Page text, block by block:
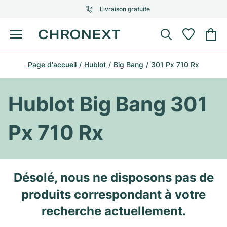
Livraison gratuite
Menu
Acheter une montre
UNE SÉLECTION D'EXCEPTION
Modèles les plus vendus
Omega
Tous les modèles Omega
Modèles les plus vendus
Patek Philippe
Tous les modèles Patek Philippe
Cartier
Montres d'occasion
Vendre une montre
UNE SÉLECTION D'EXCEPTION
Tiffany
Louis Vuitton
Van Cleef & Arpels
Nouveautés
Page d'accueil Hublot Big Bang 301 Px 710 Rx
Hublot Big Bang 301
Px 710 Rx
Désolé, nous ne disposons pas de
produits correspondant à votre
recherche actuellement.